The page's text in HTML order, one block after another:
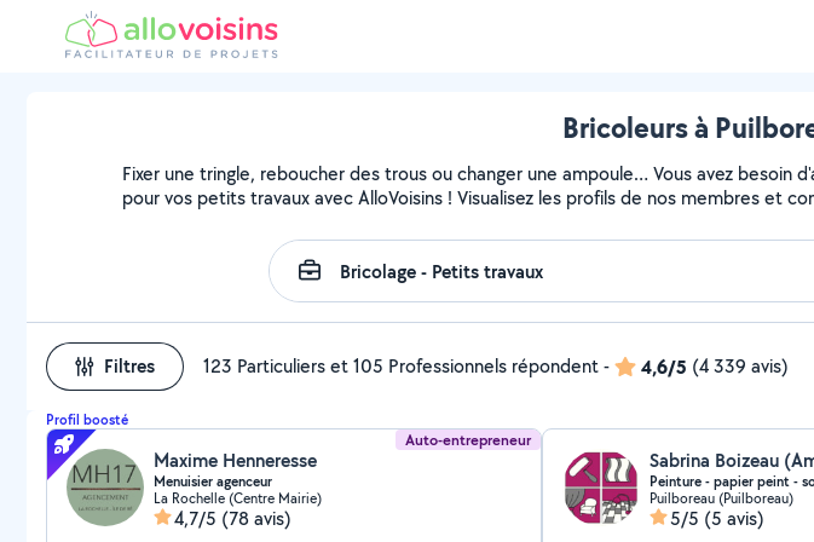
Bricoleurs à
Fixer une tringle, reboucher des trous ou changer une ampoule… Vous avez
pour vos petits travaux avec AlloVoisins ! Visualisez les profils de nos membres et
Filtres 123 Particuliers et 105 Professionnels répondent- 4,6/5 (4 339 avis)
Profil boosté
Auto-entrepreneur
Maxime Henneresse
Menuisier agenceur
La Rochelle (Centre Mairie)
4,7/5 (78 avis)
Peinture - papier peint -
Puilboreau (Puilboreau)
5/5 (5 avis)